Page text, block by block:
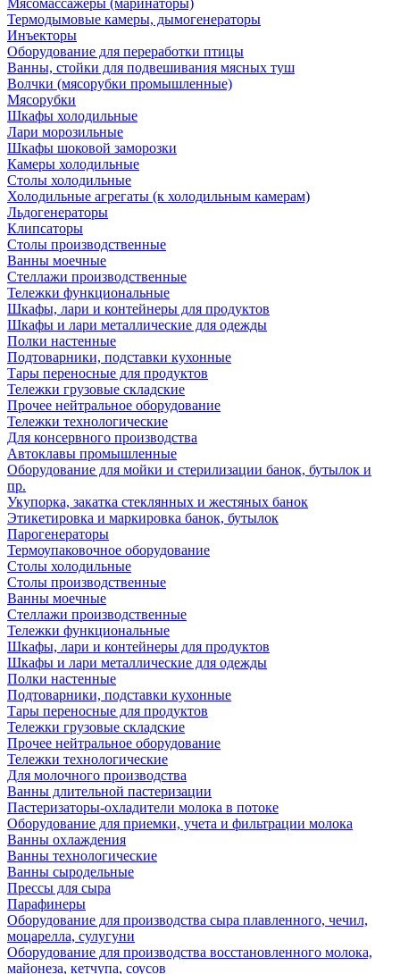
Мясомассажеры (маринаторы)
Термодымовые камеры, дымогенераторы
Инъекторы
Оборудование для переработки птицы
Ванны, стойки для подвешивания мясных туш
Волчки (мясорубки промышленные)
Мясорубки
Шкафы холодильные
Лари морозильные
Шкафы шоковой заморозки
Камеры холодильные
Столы холодильные
Холодильные агрегаты (к холодильным камерам)
Льдогенераторы
Клипсаторы
Столы производственные
Ванны моечные
Стеллажи производственные
Тележки функциональные
Шкафы, лари и контейнеры для продуктов
Шкафы и лари металлические для одежды
Полки настенные
Подтоварники, подставки кухонные
Тары переносные для продуктов
Тележки грузовые складские
Прочее нейтральное оборудование
Тележки технологические
Для консервного производства
Автоклавы промышленные
Оборудование для мойки и стерилизации банок, бутылок и
пр.
Укупорка, закатка стеклянных и жестяных банок
Этикетировка и маркировка банок, бутылок
Парогенераторы
Термоупаковочное оборудование
Столы холодильные
Столы производственные
Ванны моечные
Стеллажи производственные
Тележки функциональные
Шкафы, лари и контейнеры для продуктов
Шкафы и лари металлические для одежды
Полки настенные
Подтоварники, подставки кухонные
Тары переносные для продуктов
Тележки грузовые складские
Прочее нейтральное оборудование
Тележки технологические
Для молочного производства
Ванны длительной пастеризации
Пастеризаторы-охладители молока в потоке
Оборудование для приемки, учета и фильтрации молока
Ванны охлаждения
Ванны технологические
Ванны сыродельные
Прессы для сыра
Парафинеры
Оборудование для производства сыра плавленного, чечил,
моцарелла, сулугуни
Оборудование для производства восстановленного молока,
майонеза, кетчупа, соусов